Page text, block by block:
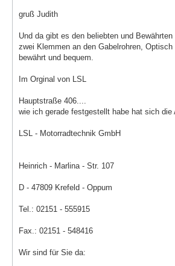
gruß Judith
Und da gibt es den beliebten und
zwei Klemmen an den Gabelrohren,
bewährt und bequem.
Im Orginal von LSL
Hauptstraße 406....
wie ich gerade festgestellt habe hat sich die
LSL - Motorradtechnik GmbH
Heinrich - Marlina - Str. 107
D - 47809 Krefeld - Oppum
Tel.: 02151 - 555915
Fax.: 02151 - 548416
Wir sind für Sie da: